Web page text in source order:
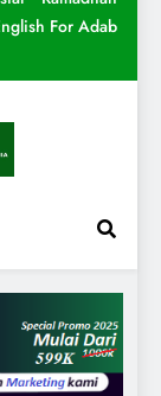
For Adab